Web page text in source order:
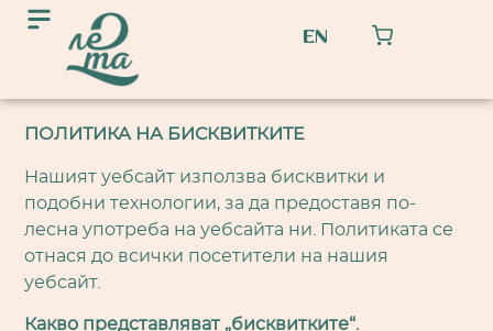
EN
ПОЛИТИКА НА БИСКВИТКИТЕ
Нашият уебсайт използва бисквитки и
подобни технологии, за да предоставя по-
лесна употреба на уебсайта ни. Политиката се
отнася до всички посетители на нашия
уебсайт.
Какво представляват „бисквитките“.